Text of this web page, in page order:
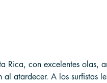
Rica, con excelentes olas,
atardecer. A los surfistas